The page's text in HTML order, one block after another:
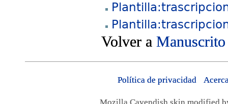
Volver a
Política de privacidad